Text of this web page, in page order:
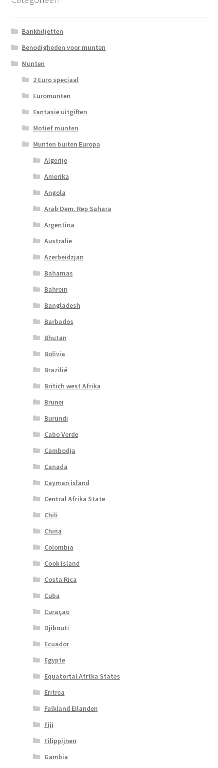
Bankbiljetten
Benodigheden voor munten
Munten
2 Euro speciaal
Euromunten
Fantasie uitgiften
Motief munten
Munten buiten Europa
Algerije
Amerika
Angola
Arab Dem. Rep Sahara
Argentina
Australie
Azerbeidzjan
Bahamas
Bahrein
Bangladesh
Barbados
Bhutan
Bolivia
Brazilië
Britich west Afrika
Brunei
Burundi
Cabo Verde
Cambodja
Canada
Cayman island
Central Afrika State
Chili
China
Colombia
Cook Island
Costa Rica
Cuba
Curaçao
Djibouti
Ecuador
Egypte
Equatortal Afrtka States
Eritrea
Falkland Eilanden
Fiji
Filippijnen
Gambia